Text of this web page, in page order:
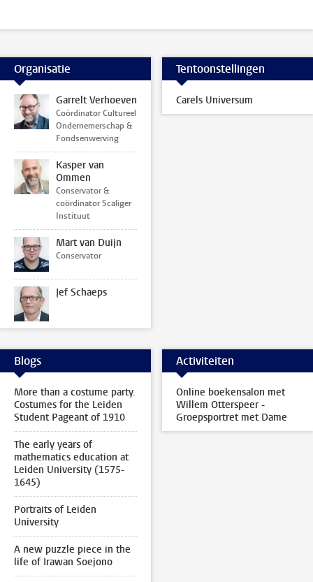
Organisatie
Garrelt Verhoeven
Coördinator Cultureel
Ondernemerschap &
Fondsenwerving
Kasper van
Ommen
Conservator &
coördinator Scaliger
Instituut
Mart van Duijn
Conservator
Jef Schaeps
Tentoonstellingen
Carels Universum
Blogs
More than a costume party.
Costumes for the Leiden
Student Pageant of 1910
The early years of
mathematics education at
Leiden University (1575-
1645)
Portraits of Leiden
University
A new puzzle piece in the
life of Irawan Soejono
Activiteiten
Online boekensalon met
Willem Otterspeer -
Groepsportret met Dame